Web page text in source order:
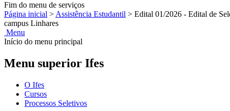
Fim do menu de serviços
Página inicial > Assistência Estudantil > Edital 01/2026 - Edital de
campus Linhares
Menu
Início do menu principal
Menu superior Ifes
O Ifes
Cursos
Processos Seletivos